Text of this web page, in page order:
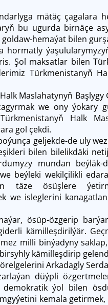
mätäç çagalara
bu ugurda birnäçe
hemaýat bilen
Şol maksatlar bilen
Türkmenistanyň
Maslahatynyň
we ony ýokary
Halk
gol çekdi.
geljekde-de uly
bilen bilelikdäki
mundan beýläk-
beýleki wekilçilikli
täze ösüşlere
isleglerini
ösüp-özgerip
kämilleşdirilýär.
milli binýadyny
kämilleşdirip
Arkadagly
düýpli
ýol bilen
kemala